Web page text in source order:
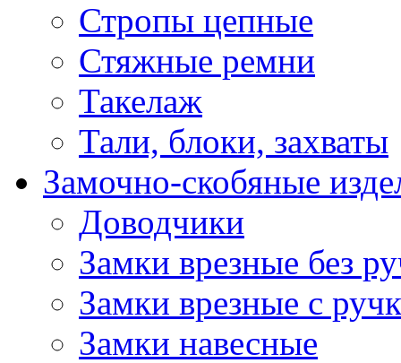
Стропы цепные
Стяжные ремни
Такелаж
Тали, блоки, захваты
Замочно-скобяные
Доводчики
Замки врезные без
Замки врезные с
Замки навесные